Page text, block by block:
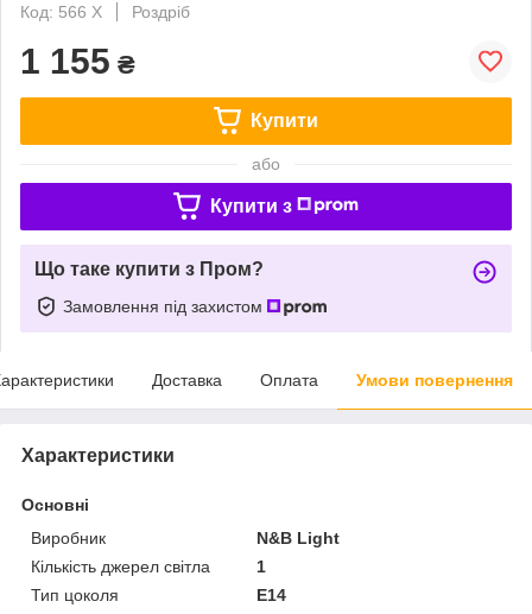
Код: 566 Х
Роздріб
1 155 ₴
Купити
або
Купити з
Що таке купити з Пром?
Замовлення під захистом
Доставка Оплата Умови повернення
Характеристики
Основні
Виробник
N&B Light
Кількість джерел світла
1
Тип цоколя
E14